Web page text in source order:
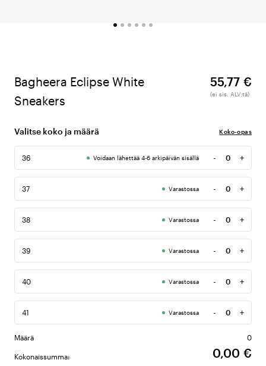
Bagheera Eclipse White
Sneakers
55,77 €
(ei sis. ALV:tä)
Valitse koko ja määrä Koko-opas
36 Voidaan lähettää 4-6 arkipäivän sisällä -
Määrä
+
37 Varastossa -
Määrä
+
38 Varastossa -
Määrä
+
39 Varastossa -
Määrä
+
40 Varastossa -
Määrä
+
41 Varastossa -
Määrä
+
Määrä 0
Kokonaissumma: 0,00 €